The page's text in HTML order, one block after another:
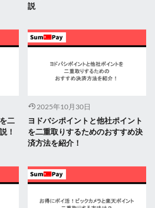
説
二
！
2025年10月30日
ヨドバシポイントと他社ポイント
を二重取りするためのおすすめ決
済方法を紹介！